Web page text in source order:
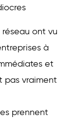
ont vu
à
et
pas vraiment
prennent